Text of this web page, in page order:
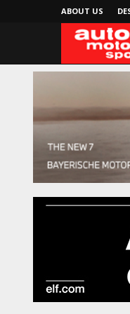
ABOUT US